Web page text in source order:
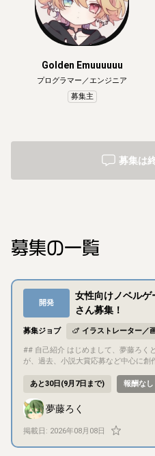
Golden Emuuuuuu
プログラマー／エンジニア
募集主
募集は
募集の一覧
開発
女性向けノベルゲ
さん募集！
募集ジョブ イラストレーター／
## 自己紹介 はじめまして、夢藤ろくと申します。 ゲーム制作は未経験です
が、過去、小説大賞応募など中心に創
えています。 当方男性のため、気にさ
。 ・プレイ時間はおおよそ４０分～１時間を想定 ・プレイヤー(女性想定)も
会話アリ ・恋愛対象キャラは３名で
エンド数2) 現在制作中のノベルゲームの立ち絵イラストを担当してくださる
方を募集します。 募集の際に、ポー
ば幸いです。 イラストレーター様の意見もお聞きし一緒にキャラクターを作
あと30日(9月7日まで) 報酬なし
夢藤ろく
掲載日: 2026年08月08日